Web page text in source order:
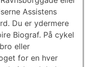
Assistens
Du er ydermere
Biograf. På cykel
eller
for en hver